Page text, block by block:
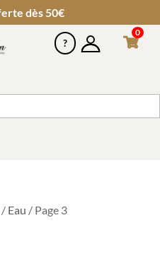
dès 50€
0
/ Eau / Page 3